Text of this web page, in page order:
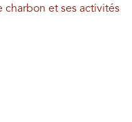
charbon et ses activités